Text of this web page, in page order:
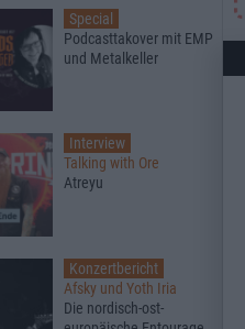
Special
Podcasttakover mit EMP
und Metalkeller
Interview
Talking with Ore
Atreyu
Konzertbericht
Afsky und Yoth Iria
Die nordisch-ost-